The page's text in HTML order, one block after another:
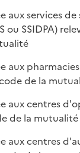
aux services
ou SSIDPA)
aux
de la
aux centres
de la mutualité
aux centres